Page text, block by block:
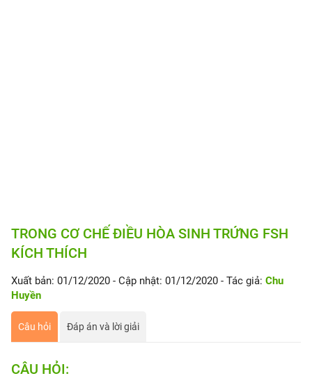
TRONG CƠ CHẾ ĐIỀU HÒA SINH TRỨNG FSH
KÍCH THÍCH
Xuất bản: 01/12/2020 - Cập nhật: 01/12/2020 - Tác giả: Chu
Huyền
Câu hỏi Đáp án và lời giải
CÂU HỎI: